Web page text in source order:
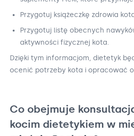
Przygotuj książeczkę zdrowia
Przygotuj listę obecnych
aktywności fizycznej kota.
Dzięki tym informacjom, dietetyk
ocenić potrzeby kota i opracować
Co obejmuje
kocim dietetykiem w